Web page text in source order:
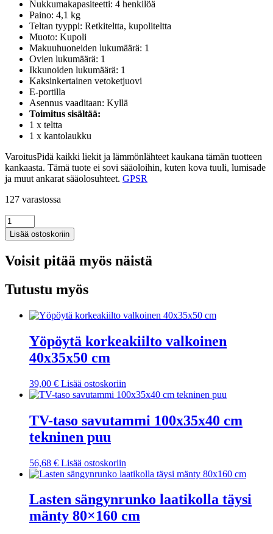
Nukkumakapasiteetti: 4 henkilöä
Paino: 4,1 kg
Teltan tyyppi: Retkiteltta, kupoliteltta
Muoto: Kupoli
Makuuhuoneiden lukumäärä: 1
Ovien lukumäärä: 1
Ikkunoiden lukumäärä: 1
Kaksinkertainen vetoketjuovi
E-portilla
Asennus vaaditaan: Kyllä
Toimitus sisältää:
1 x teltta
1 x kantolaukku
VaroitusPidä kaikki liekit ja lämmönlähteet kaukana tämän tuotteen
kankaasta. Tämä tuote ei sovi sääoloihin, kuten kova tuuli, lumisade
ja muut ankarat sääolosuhteet. GPSR
127 varastossa
Retkiteltta
kupoli
4
vihreä
määrä
Lisää ostoskoriin
Voisit pitää myös näistä
Tutustu myös
Yöpöytä korkeakiilto valkoinen
40x35x50 cm
39,00 € Lisää ostoskoriin
TV-taso savutammi 100x35x40 cm
tekninen puu
56,68 € Lisää ostoskoriin
Lasten sängynrunko laatikolla täysi
mänty 80×160 cm